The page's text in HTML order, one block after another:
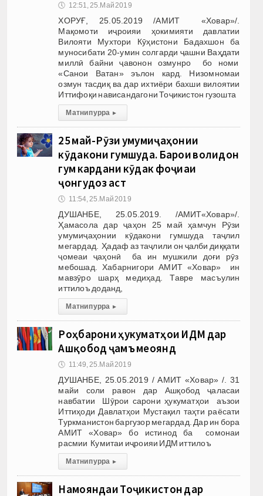
🕔 12:51, 25.Май 2019
ХОРУҒ, 25.05.2019 /АМИТ «Ховар»/.
Мақомоти иҷроияи ҳокимияти давлатии
Вилояти Мухтори Кӯҳистони Бадахшон ба
муносибати 20-умин солгарди ҷашни Ваҳдати
миллӣ байни ҷавонон озмунро бо номи
«Санои Ватан» эълон кард. Низомномаи
озмун тасдиқ ва дар ихтиёри бахши вилоятии
Иттифоқи нависандагони Тоҷикистон гузошта
Матни пурра ▸
25 май-Рӯзи умумиҷаҳонии
кӯдакони гумшуда. Барои волидон
гум кардани кӯдак фоҷиаи
ҷонгудоз аст
🕔 11:54, 25.Май 2019
ДУШАНБЕ, 25.05.2019. /АМИТ«Ховар»/.
Ҳамасола дар ҷаҳон 25 май ҳамчун Рӯзи
умумиҷаҳонии кӯдакони гумшуда таҷлил
мегардад. Ҳадаф аз таҷлили он ҷалби диққати
ҷомеаи ҷаҳонӣ ба ин мушкили доғи рӯз
мебошад. Хабарнигори АМИТ «Ховар» ин
мавзӯро шарҳ медиҳад. Тавре масъулин
иттилоъ доданд,
Матни пурра ▸
Роҳбарони ҳукуматҳои ИДМ дар
Ашқобод ҷамъ меоянд
🕔 11:49, 25.Май 2019
ДУШАНБЕ, 25.05.2019 / АМИТ «Ховар» /. 31
майи соли равон дар Ашқобод ҷаласаи
навбатии Шӯрои сарони ҳукуматҳои аъзои
Иттиҳоди Давлатҳои Мустақил таҳти раёсати
Туркманистон баргузор мегардад. Дар ин бора
АМИТ «Ховар» бо истинод ба сомонаи
расмии Кумитаи иҷроияи ИДМ иттилоъ
Матни пурра ▸
Намояндаи Тоҷикистон дар